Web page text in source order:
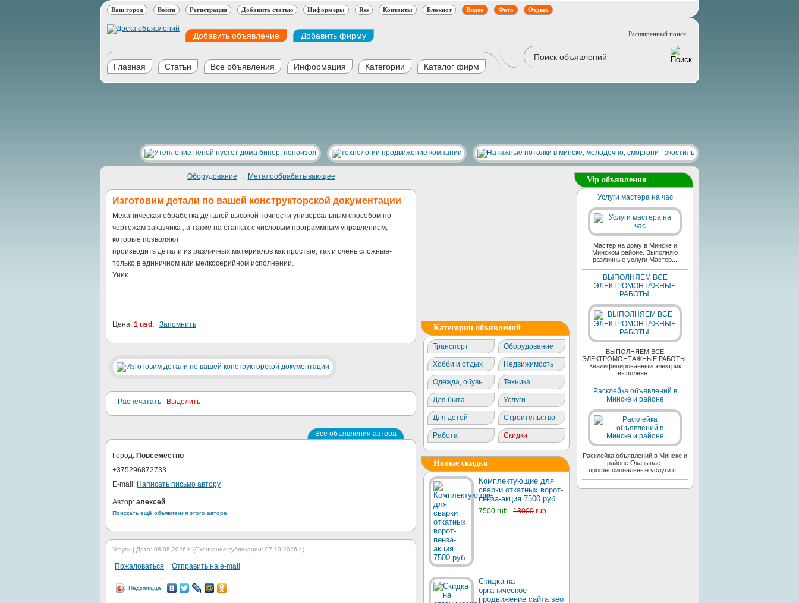
Ваш город Войти Регистрация Добавить статью Информеры Rss Контакты Блокнот Видео Фото Отдых
Добавить объявление Добавить фирму Расширенный поиск
Главная Статьи Все объявления Информация Категории Каталог фирм
Оборудование → Металообрабатывающее
Изготовим детали по вашей конструкторской документации
Механическая обработка деталей высокой точности универсальным способом по
чертежам заказчика , а также на станках с числовым программным управлением,
которые позволяют
производить детали из различных материалов как простые, так и очень сложные-
только в единичном или мелкосерийном исполнении.
Уник
Цена: 1 usd. Запомнить
Распечатать Выделить
Все объявления автора
Город: Повсеместно
+375296872733
E-mail: Написать письмо автору
Автор: алексей
Поискать ещё объявления этого автора
Услуги | Дата: 08.08.2026 г. (Окончание публикации: 07.10.2026 г.)
Пожаловаться Отправить на e-mail
Падзяліцца
Категории объявлений
Транспорт Оборудование
Хобби и отдых Недвижимость
Одежда, обувь Техника
Для быта Услуги
Для детей Строительство
Работа Скидки
Новые скидки
Комплектующие для
сварки откатных ворот-
пенза-акция 7500 руб
7500 rub 13000 rub
Скидка на
органическое
продвижение сайта seo
Vip объявления
Услуги мастера на час
Мастер на дому в Минске и
Минском районе. Выполняю
различные услуги Мастер...
ВЫПОЛНЯЕМ ВСЕ
ЭЛЕКТРОМОНТАЖНЫЕ
РАБОТЫ.
ВЫПОЛНЯЕМ ВСЕ
ЭЛЕКТРОМОНТАЖНЫЕ РАБОТЫ.
Квалифицированный электрик
выполняе...
Расклейка объявлений в
Минске и районе
Расклейка объявлений в Минске и
районе Оказывает
профессиональные услуги п...